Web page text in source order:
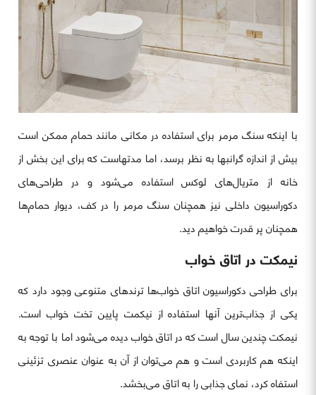
با اینکه سنگ مرمر برای استفاده در مکانی مانند حمام ممکن است
بیش از اندازه گرانبها به نظر برسد، اما مدتهاست که برای این بخش از
خانه از متریال‌های لوکس استفاده می‌شود و در طراحی‌های
دکوراسیون داخلی نیز همچنان سنگ مرمر را در کف، دیوار حمام‌ها
همچنان پر قدرت خواهیم دید.
نیمکت در اتاق خواب
برای طراحی دکوراسیون اتاق خواب‌ها ترندهای متنوعی وجود دارد که
یکی از جذاب‌ترین آنها استفاده از نیکمت پایین تخت خواب است.
نیمکت چندین سال است که در اتاق خواب دیده می‌شود اما با توجه به
اینکه هم کاربردی است و هم می‌توان از آن به عنوان عنصری تزئینی
استفاه کرد، نمای جذابی را به اتاق می‌بخشد.